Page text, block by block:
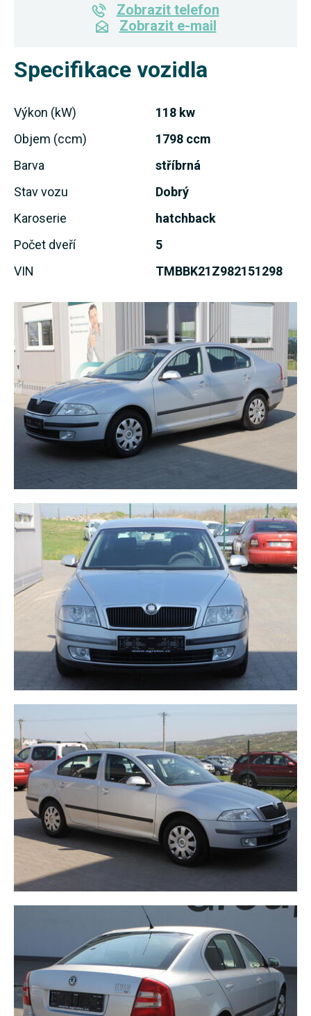
Specifikace vozidla
Výkon (kW)
118 kw
Objem (ccm)
1798 ccm
Barva
stříbrná
Stav vozu
Dobrý
Karoserie
hatchback
Počet dveří
5
VIN
TMBBK21Z982151298
Zobrazit telefon
Zobrazit e-mail